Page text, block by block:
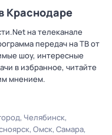
Краснодаре
на телеканале
передач на ТВ от
шоу, интересные
в избранное, читайте
мнением.
Челябинск
Омск Самара